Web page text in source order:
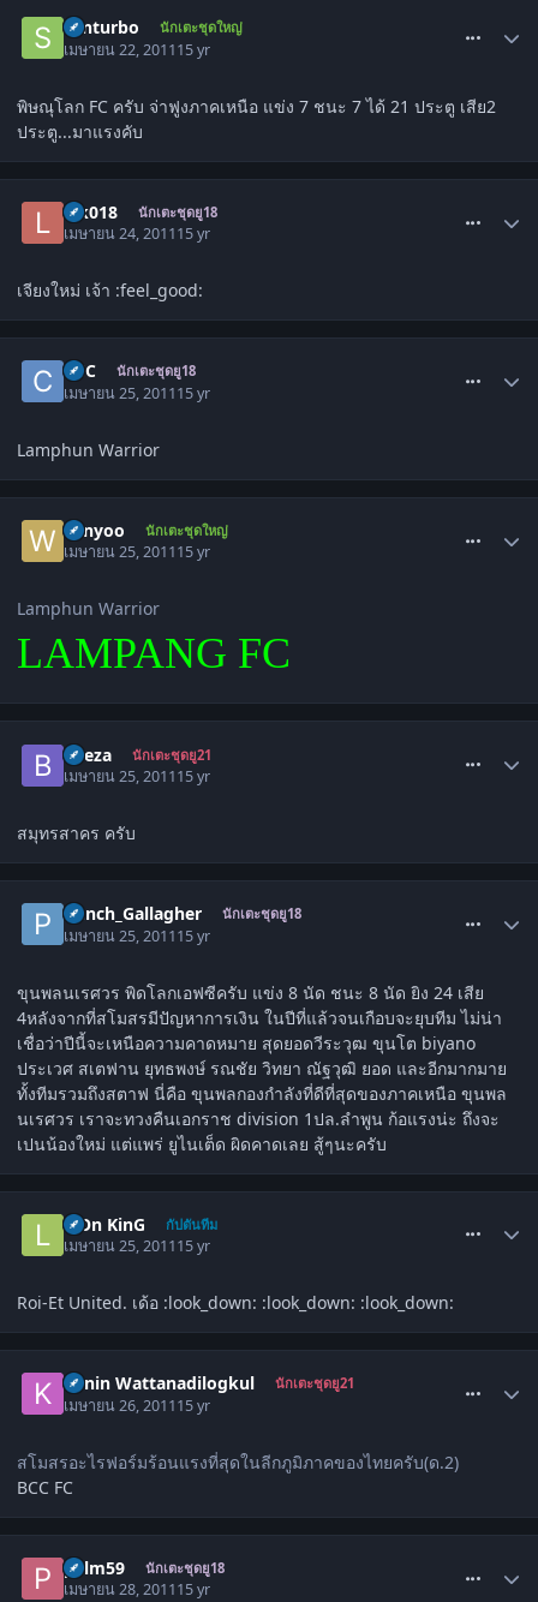
santurbo นักเตะชุดใหญ่
เมษายน 22, 201115 yr
พิษณุโลก FC ครับ จ่าฟูงภาคเหนือ แข่ง 7 ชนะ 7 ได้ 21 ประตู เสีย2
ประตู...มาแรงคับ
lek018 นักเตะชุดยู18
เมษายน 24, 201115 yr
เจียงใหม่ เจ้า :feel_good:
CCC นักเตะชุดยู18
เมษายน 25, 201115 yr
Lamphun Warrior
winyoo นักเตะชุดใหญ่
เมษายน 25, 201115 yr
Lamphun Warrior
LAMPANG FC
beeza นักเตะชุดยู21
เมษายน 25, 201115 yr
สมุทรสาคร ครับ
Punch_Gallagher นักเตะชุดยู18
เมษายน 25, 201115 yr
ขุนพลนเรศวร พิดโลกเอฟซีครับ แข่ง 8 นัด ชนะ 8 นัด ยิง 24 เสีย
4หลังจากที่สโมสรมีปัญหาการเงิน ในปีที่แล้วจนเกือบจะยุบทีม ไม่น่า
เชื่อว่าปีนี้จะเหนือความคาดหมาย สุดยอดวีระวุฒ ขุนโต biyano
ประเวศ สเตฟาน ยุทธพงษ์ รณชัย วิทยา ณัฐวุฒิ ยอด และอีกมากมาย
ทั้งทีมรวมถึงสตาฟ นี่คือ ขุนพลกองกำลังที่ดีที่สุดของภาคเหนือ ขุนพล
นเรศวร เราจะทวงคืนเอกราช division 1ปล.ลำพูน ก้อแรงน่ะ ถึงจะ
เปนน้องใหม่ แต่แพร่ ยูไนเต็ด ผิดคาดเลย สู้ๆนะครับ
LiOn KinG กัปตันทีม
เมษายน 25, 201115 yr
Roi-Et United. เด้อ :look_down: :look_down: :look_down:
Kanin Wattanadilogkul นักเตะชุดยู21
เมษายน 26, 201115 yr
สโมสรอะไรฟอร์มร้อนแรงที่สุดในลีกภูมิภาคของไทยครับ(ด.2)
BCC FC
palm59 นักเตะชุดยู18
เมษายน 28, 201115 yr